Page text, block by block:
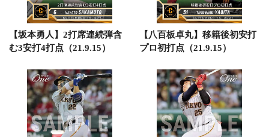
【坂本勇人】2打席連続弾含
む3安打4打点（21.9.15）
【八百板卓丸】移籍後初安打
プロ初打点（21.9.15）